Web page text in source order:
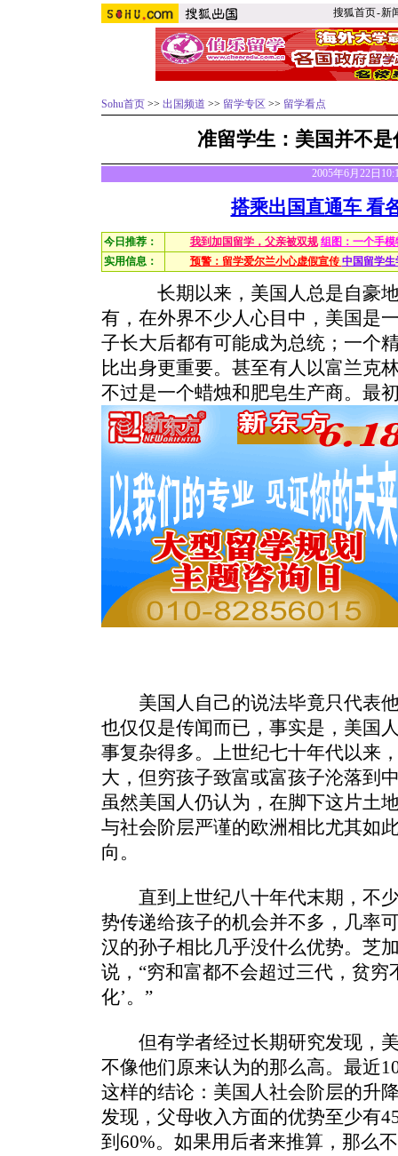
搜狐首页-新
Sohu首页 >> 出国频道 >> 留学专区 >> 留学看点
准留学生：美国并不
2005年6月22日
搭乘出国直通车 看
今日推荐： 我到加国留学，父亲被双规 组图：一个手
实用信息：
预警：留学爱尔兰小心虚假宣传 中国留学
长期以来，美国人总是自豪地
有，在外界不少人心目中，美国是
子长大后都有可能成为总统；一个
比出身更重要。甚至有人以富兰克
不过是一个蜡烛和肥皂生产商。 最
美国人自己的说法毕竟只代表他
也仅仅是传闻而已，事实是，美国
事复杂得多。上世纪七十年代以来
大，但穷孩子致富或富孩子沦落到
虽然美国人仍认为，在脚下这片土
与社会阶层严谨的欧洲相比尤其如
向。
直到上世纪八十年代末期，不少
势传递给孩子的机会并不多，几率
汉的孙子相比几乎没什么优势。芝
说，“穷和富都不会超过三代，贫穷
化’。”
但有学者经过长期研究发现，美
不像他们原来认为的那么高。最近
这样的结论：美国人社会阶层的升
发现，父母收入方面的优势至少有
到60%。如果用后者来推算，那么